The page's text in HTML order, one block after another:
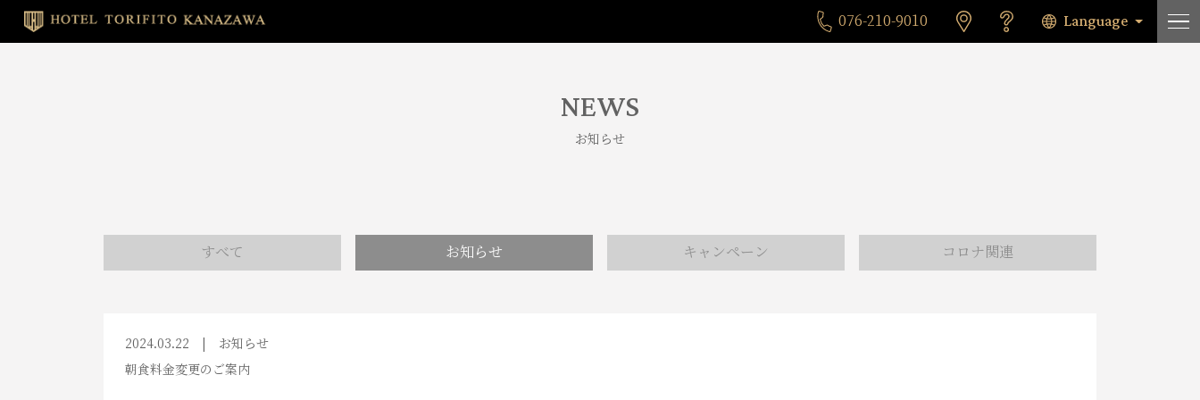
076-210-9010 Language
NEWS
お知らせ
すべて お知らせ キャンペーン コロナ関連
2024.03.22
お知らせ
朝食料金変更のご案内